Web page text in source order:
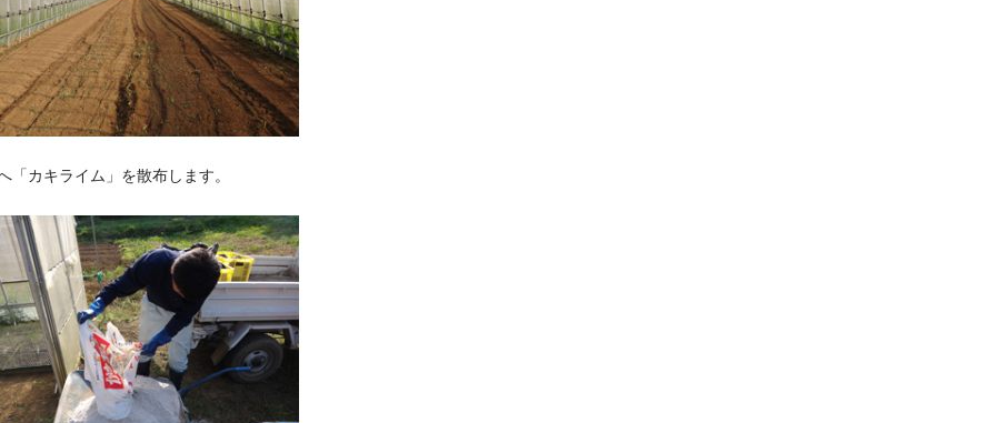
「カキライム」を散布します。